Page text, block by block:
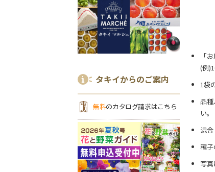
タキイからのご案内
無料のカタログ請求はこちら
「
(例
1袋
品
い。
混
種子
写